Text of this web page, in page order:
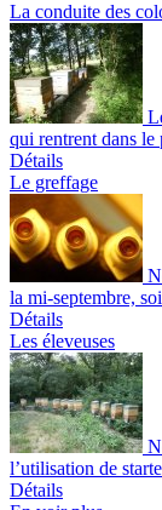
La conduite des
qui rentrent dans
Détails
Le greffage
la mi-septembre,
Détails
Les éleveuses
l’utilisation de
Détails